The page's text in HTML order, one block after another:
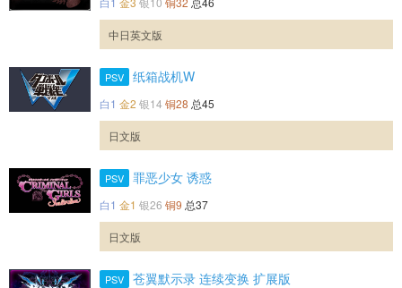
中日英文版
PSV 纸箱战机W
白1 金2 银14 铜28 总45
日文版
PSV 罪恶少女 诱惑
白1 金1 银26 铜9 总37
日文版
PSV 苍翼默示录 连续变换 扩展版